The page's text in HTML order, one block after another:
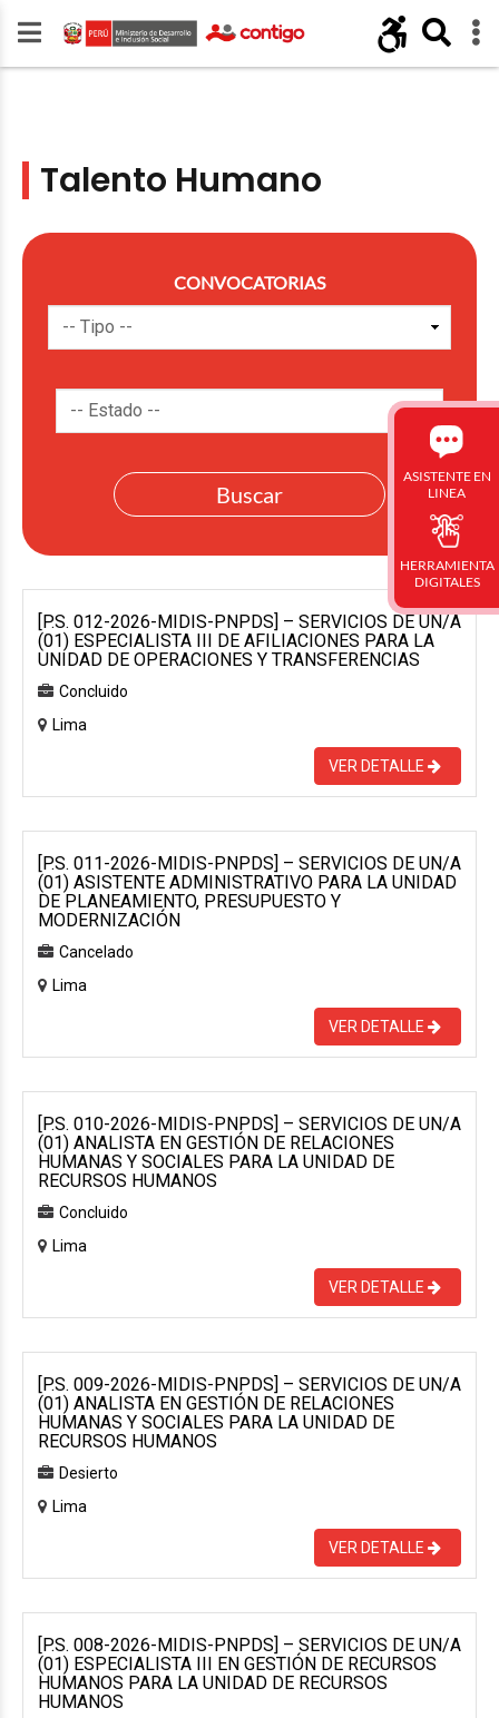
Talento Humano
CONVOCATORIAS
[P.S. 012-2026-MIDIS-PNPDS] – SERVICIOS DE UN/A
(01) ESPECIALISTA III DE AFILIACIONES PARA LA
UNIDAD DE OPERACIONES Y TRANSFERENCIAS
Concluido
Lima
VER DETALLE
[P.S. 011-2026-MIDIS-PNPDS] – SERVICIOS DE UN/A
(01) ASISTENTE ADMINISTRATIVO PARA LA UNIDAD
DE PLANEAMIENTO, PRESUPUESTO Y
MODERNIZACIÓN
Cancelado
Lima
VER DETALLE
[P.S. 010-2026-MIDIS-PNPDS] – SERVICIOS DE UN/A
(01) ANALISTA EN GESTIÓN DE RELACIONES
HUMANAS Y SOCIALES PARA LA UNIDAD DE
RECURSOS HUMANOS
Concluido
Lima
VER DETALLE
[P.S. 009-2026-MIDIS-PNPDS] – SERVICIOS DE UN/A
(01) ANALISTA EN GESTIÓN DE RELACIONES
HUMANAS Y SOCIALES PARA LA UNIDAD DE
RECURSOS HUMANOS
Desierto
Lima
VER DETALLE
[P.S. 008-2026-MIDIS-PNPDS] – SERVICIOS DE UN/A
(01) ESPECIALISTA III EN GESTIÓN DE RECURSOS
HUMANOS PARA LA UNIDAD DE RECURSOS
HUMANOS
ASISTENTE EN
LINEA
HERRAMIENTA
DIGITALES